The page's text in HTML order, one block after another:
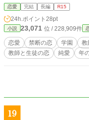
肯定する意図
恋愛 完結 長編 R15
24h.ポイント 28pt
小説 23,071 位 / 228,909件
恋愛 禁断の恋 学園 教
教師と生徒の恋
純愛 年
19